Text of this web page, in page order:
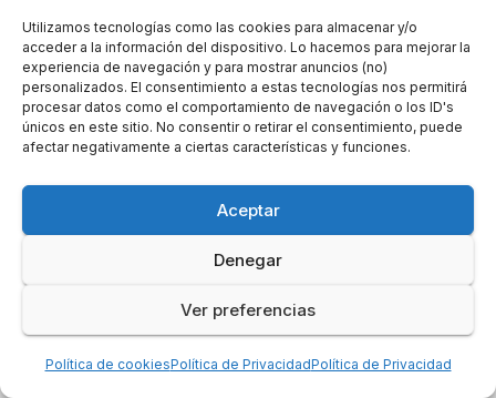
Utilizamos tecnologías como las cookies para almacenar y/o
acceder a la información del dispositivo. Lo hacemos para mejorar la
experiencia de navegación y para mostrar anuncios (no)
personalizados. El consentimiento a estas tecnologías nos permitirá
procesar datos como el comportamiento de navegación o los ID's
únicos en este sitio. No consentir o retirar el consentimiento, puede
afectar negativamente a ciertas características y funciones.
Aceptar
Denegar
Ver preferencias
Política de cookiesPolítica de PrivacidadPolítica de Privacidad
13 comentarios en «El frigorífico que
consume solo 0,1 KWh al día: el gran
invento»
Anónimo dice:
agosto 19, 2013 a las 2:14 pm
Muchas gracias Antonio
TBO.
Un afectuoso saludo